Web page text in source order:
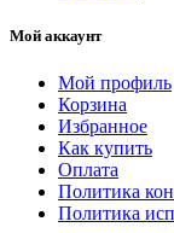
Мой аккаунт
Мой профиль
Корзина
Избранное
Как купить
Оплата
Политика
Политика